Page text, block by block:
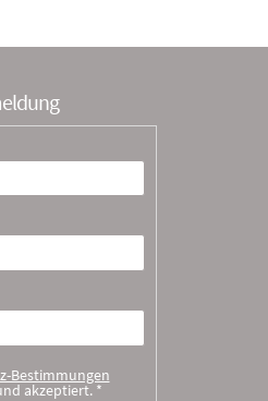
Bestimmungen
akzeptiert. *